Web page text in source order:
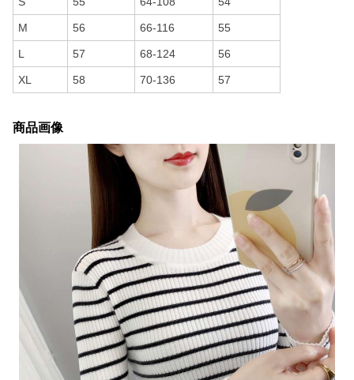
M 56 66-116 55
L 57 68-124 56
XL 58 70-136 57
商品画像